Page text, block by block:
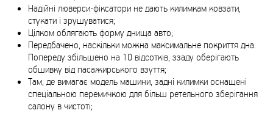
Надійні люверси-фіксатори не дають килимкам ковзати,
стукати і зрушуватися;
Цілком облягають форму днища авто;
Передбачено, наскільки можна максимальне покриття дна.
Попереду збільшено на 10 відсотків, ззаду оберігають
обшивку від пасажирського взуття;
Там, де вимагає модель машини, задні килимки оснащені
спеціальною перемичкою для більш ретельного зберігання
салону в чистоті;